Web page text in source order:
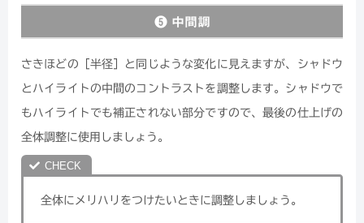
❺ 中間調
さきほどの［半径］と同じような変化に見えますが、シャドウ
とハイライトの中間のコントラストを調整します。シャドウで
もハイライトでも補正されない部分ですので、最後の仕上げの
全体調整に使用しましょう。
全体にメリハリをつけたいときに調整しましょう。